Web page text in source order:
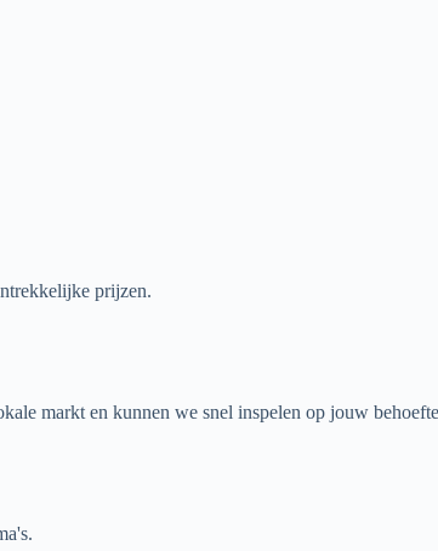
prijzen.
markt en kunnen we snel inspelen op jouw